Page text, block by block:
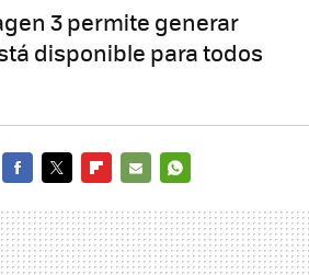
3 permite generar
disponible para todos
MAIL